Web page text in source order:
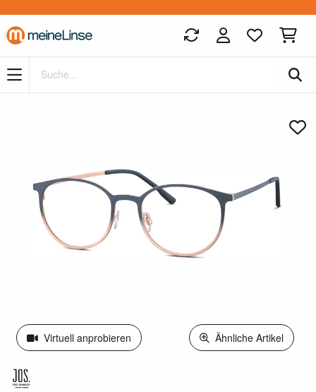
Zum Hauptinhalt springen
Virtuell anprobieren Ähnliche Artikel